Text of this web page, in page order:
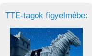
TTE-tagok figyelmébe: